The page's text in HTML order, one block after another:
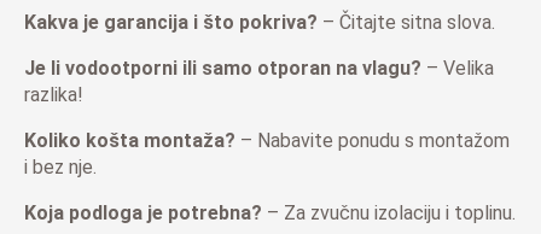
Kakva je garancija i što pokriva? – Čitajte sitna slova.
Je li vodootporni ili samo otporan na vlagu? – Velika
razlika!
Koliko košta montaža? – Nabavite ponudu s montažom
i bez nje.
Koja podloga je potrebna? – Za zvučnu izolaciju i toplinu.